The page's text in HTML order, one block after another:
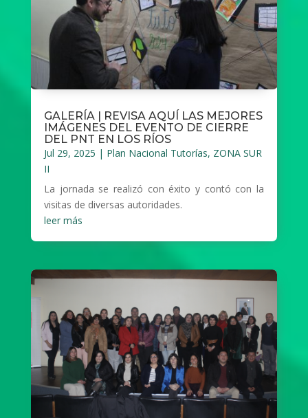
GALERÍA | REVISA AQUÍ LAS MEJORES
IMÁGENES DEL EVENTO DE CIERRE
DEL PNT EN LOS RÍOS
Jul 29, 2025 | Plan Nacional Tutorías, ZONA SUR
II
La jornada se realizó con éxito y contó con la
visitas de diversas autoridades.
leer más